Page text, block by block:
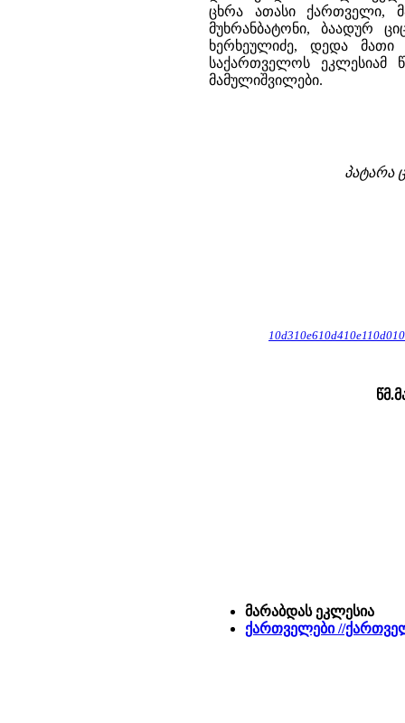
ცხრა ათასი ქართველი,
მუხრანბატონი, ბაადურ
ხერხეულიძე, დედა
საქართველოს ეკლესიამ
მამულიშვილები.
პატარა
მარაბდას ეკლესია
ქართველები //